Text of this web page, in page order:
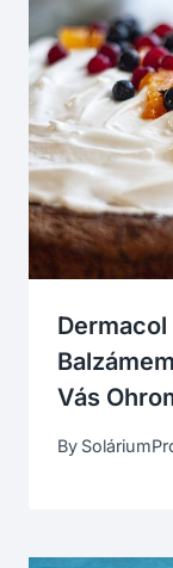
Dermacol
Vás
By